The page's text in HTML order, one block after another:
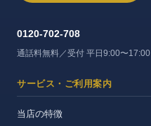
0120-702-708
通話料無料／受付 平日9:00〜17:00
サービス・ご利用案内
当店の特徴